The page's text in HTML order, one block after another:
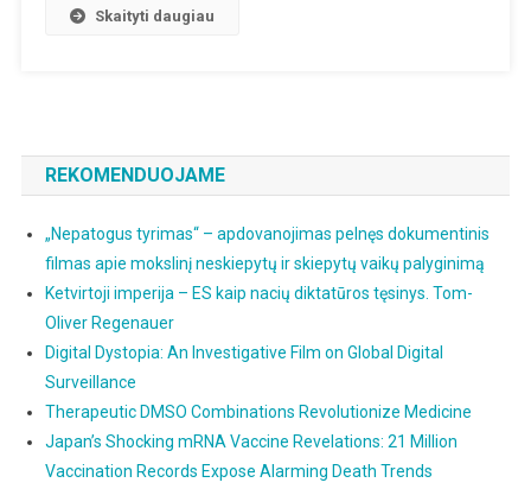
Skaityti daugiau
REKOMENDUOJAME
„Nepatogus tyrimas“ – apdovanojimas pelnęs dokumentinis
filmas apie mokslinį neskiepytų ir skiepytų vaikų palyginimą
Ketvirtoji imperija – ES kaip nacių diktatūros tęsinys. Tom-
Oliver Regenauer
Digital Dystopia: An Investigative Film on Global Digital
Surveillance
Therapeutic DMSO Combinations Revolutionize Medicine
Japan’s Shocking mRNA Vaccine Revelations: 21 Million
Vaccination Records Expose Alarming Death Trends